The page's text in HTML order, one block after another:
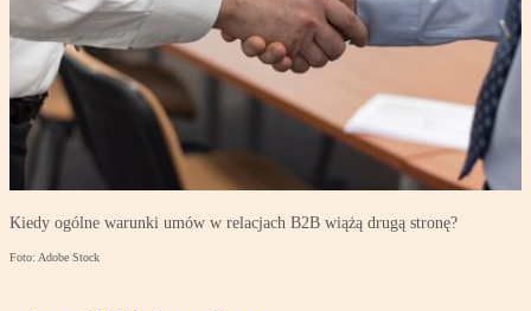
Kiedy ogólne warunki umów w relacjach B2B wiążą drugą stronę?
Foto: Adobe Stock